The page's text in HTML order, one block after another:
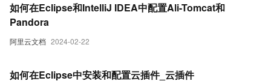
阿里云文档 2024-02-22
如何在Eclipse和IntelliJ IDEA中配置Ali-Tomcat和
Pandora
如何在Eclipse中安装和配置云插件_云插件